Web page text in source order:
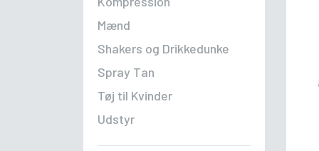
Mænd
Shakers og Drikkedunke
Spray Tan
Tøj til Kvinder
Udstyr